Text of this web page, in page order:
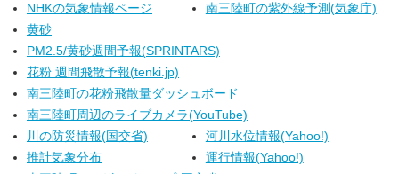
東北地方は、晴れや曇りで、南部では雨や雷雨となっている所があ
ります。
６日夜は、高気圧に緩やかに覆われるため、概ね晴れますが、湿っ
た空気や気圧の谷の影響により、曇りで雨や雷雨の所があるでしょ
う。
７日は、高気圧に緩やかに覆われるため、概ね晴れますが、湿った
空気や気圧の谷の影響により、曇りで雨の降る所がある見込みで
す。また南部では、雷を伴って激しく降る所があるでしょう。
NHKの気象情報ページ
南三陸町の紫外線予測(気象庁)
黄砂
PM2.5/黄砂週間予報(SPRINTARS)
花粉 週間飛散予報(tenki.jp)
南三陸町の花粉飛散量ダッシュボード
南三陸町周辺のライブカメラ(YouTube)
川の防災情報(国交省)
河川水位情報(Yahoo!)
推計気象分布
運行情報(Yahoo!)